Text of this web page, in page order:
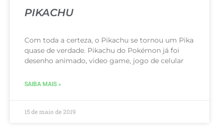
PIKACHU
Com toda a certeza, o Pikachu se tornou um Pika
quase de verdade. Pikachu do Pokémon já foi
desenho animado, video game, jogo de celular
SAIBA MAIS »
15 de maio de 2019